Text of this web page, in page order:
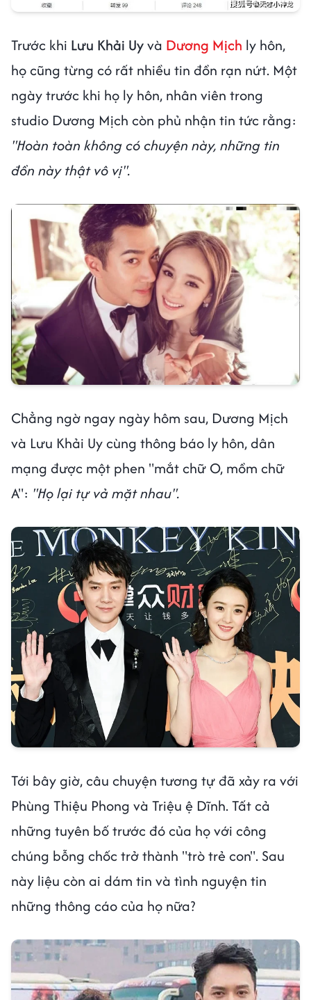
Trước khi Lưu Khải Uyvà Dương Mịch ly hôn,
họ cũng từng có rất nhiều tin đồn rạn nứt. Một
ngày trước khi họ ly hôn, nhân viên trong
studio Dương Mịch còn phủ nhận tin tức rằng:
"Hoàn toàn không có chuyện này, những tin
đồn này thật vô vị".
Chẳng ngờ ngay ngày hôm sau, Dương Mịch
và Lưu Khải Uy cùng thông báo ly hôn, dân
mạng được một phen "mắt chữ O, mồm chữ
A": "Họ lại tự vả mặt nhau".
Tới bây giờ, câu chuyện tương tự đã xảy ra với
Phùng Thiệu Phong và Triệu ệ Dĩnh. Tất cả
những tuyên bố trước đó của họ với công
chúng bỗng chốc trở thành "trò trẻ con". Sau
này liệu còn ai dám tin và tình nguyện tin
những thông cáo của họ nữa?